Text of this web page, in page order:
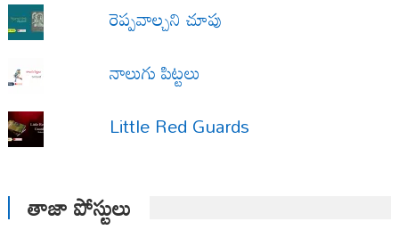
రెప్పవాల్చని చూపు
నాలుగు పిట్టలు
Little Red Guards
తాజా పోస్టులు